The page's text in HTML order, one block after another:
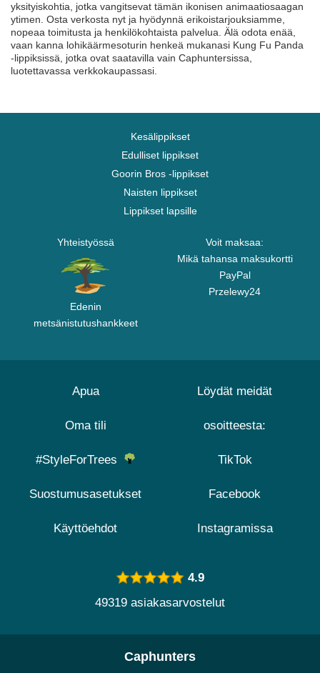
yksityiskohtia, jotka vangitsevat tämän ikonisen animaatiosaagan
ytimen. Osta verkosta nyt ja hyödynnä erikoistarjouksiamme,
nopeaa toimitusta ja henkilökohtaista palvelua. Älä odota enää,
vaan kanna lohikäärmesoturin henkeä mukanasi Kung Fu Panda
-lippiksissä, jotka ovat saatavilla vain Caphuntersissa,
luotettavassa verkkokaupassasi.
Kesälippikset
Edulliset lippikset
Goorin Bros -lippikset
Naisten lippikset
Lippikset lapsille
Yhteistyössä
Edenin
metsänistutushankkeet
Voit maksaa:
Mikä tahansa maksukortti
PayPal
Przelewy24
Apua
Oma tili
#StyleForTrees
Suostumusasetukset
Käyttöehdot
Löydät meidät
osoitteesta:
TikTok
Facebook
Instagramissa
4.9
49319 asiakasarvostelut
Caphunters